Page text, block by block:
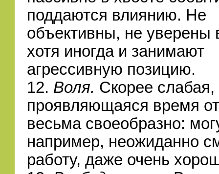
поддаются влиянию. Не
объективны, не уверены
хотя иногда и занимают
агрессивную позицию.
12. Воля. Скорее слабая,
проявляющаяся время
весьма своеобразно:
например, неожиданно
работу, даже очень